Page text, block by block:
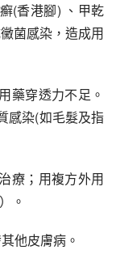
(香港腳) 、甲乾
菌感染，造成用
藥穿透力不足。
感染(如毛髮及指
療；用複方外用
。
他皮膚病。